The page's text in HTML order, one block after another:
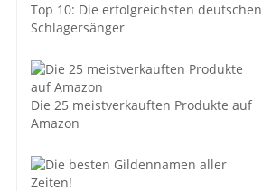
Top 10: Die erfolgreichsten deutschen
Schlagersänger
Die 25 meistverkauften Produkte auf
Amazon